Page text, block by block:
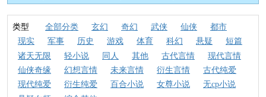
类型 全部分类 玄幻 奇幻 武侠 仙侠
都市
现实
军事 历史 游戏 体育 科幻 悬疑
短篇
诸天无限
轻小说 同人 其他 古代言情
现代言情
仙侠奇缘
幻想言情 未来言情 衍生言情
古代纯爱
现代纯爱
衍生纯爱 百合小说 女尊小说
无cp小说